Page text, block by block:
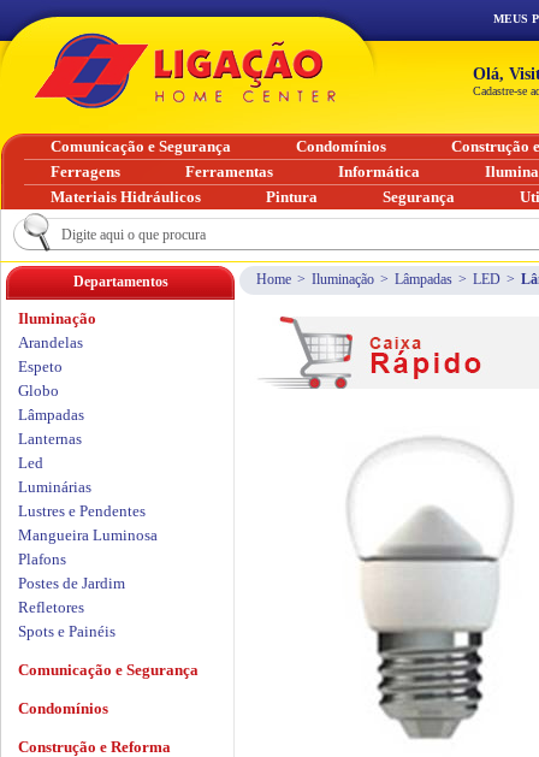
Home > Iluminação > Lâmpadas > LED >
Departamentos
Iluminação
Arandelas
Espeto
Globo
Lâmpadas
Lanternas
Led
Luminárias
Lustres e Pendentes
Mangueira Luminosa
Plafons
Postes de Jardim
Refletores
Spots e Painéis
Comunicação e Segurança
Condomínios
Construção e Reforma
MEUS
Olá,
Cadastre-se
Comunicação e Segurança Condomínios
Construção
Ferragens
Ferramentas Informática
Materiais Hidráulicos
Pintura Segurança